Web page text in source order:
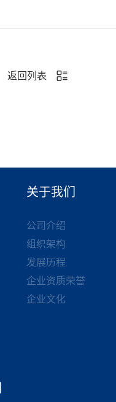
返回列表
关于我们
公司介绍
组织架构
发展历程
企业资质荣誉
企业文化